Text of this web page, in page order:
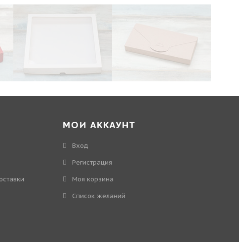
МОЙ АККАУНТ
Вход
Регистрация
Моя корзина
Cписок желаний